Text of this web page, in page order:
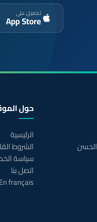
تحميل على
App Store
حول
الرئيسية
الشروط
سياسة
اتصل بنا
En français